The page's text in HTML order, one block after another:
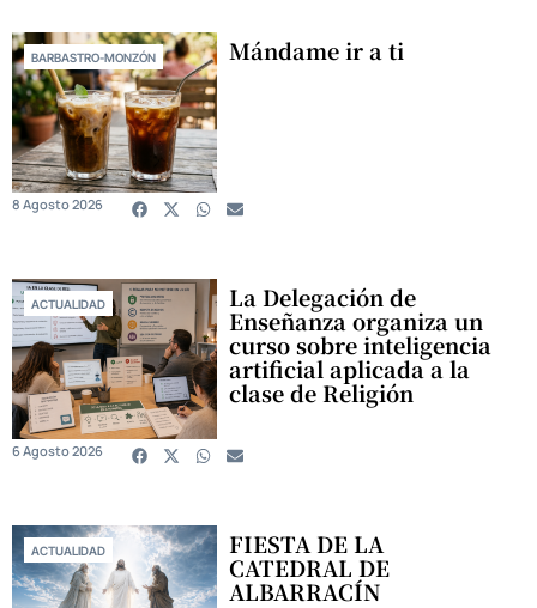
BARBASTRO-MONZÓN Mándame ir a ti
8 Agosto 2026
ACTUALIDAD La Delegación de
Enseñanza organiza un
curso sobre inteligencia
artificial aplicada a la
clase de Religión
6 Agosto 2026
ACTUALIDAD FIESTA DE LA
CATEDRAL DE
ALBARRACÍN